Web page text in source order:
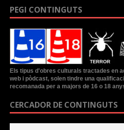
PEGI CONTINGUTS
Els tipus d'obres culturals tractades en
web i pòdcast, solen tindre una
recomanada per a majors de 16 o 18
CERCADOR DE CONTINGUTS